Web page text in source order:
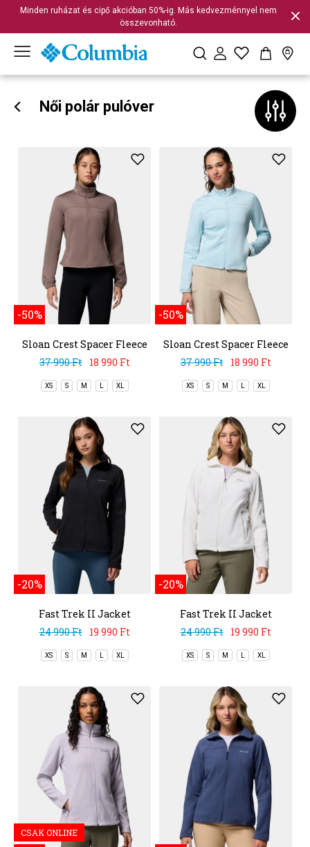
Minden ruházat és cipő akcióban 50%-ig. Más kedvezménnyel nem
összevonható.
Női polár pulóver
-50%
Sloan Crest Spacer Fleece
Full Zip
37 990 Ft 18 990 Ft
XS S M L XL
-50%
Sloan Crest Spacer Fleece
Full Zip
37 990 Ft 18 990 Ft
XS S M L XL
-20%
Fast Trek II Jacket
24 990 Ft
19 990 Ft
XS S M L XL
-20%
Fast Trek II Jacket
24 990 Ft
19 990 Ft
XS S M L XL
CSAK ONLINE